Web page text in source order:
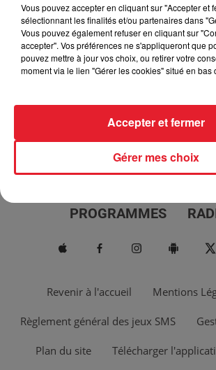
Le Morning Show
ACTUS
PROGRAMMES
Revenir à l'accueil Mentions
Règlement général des jeux SMS
Plan du site Télécharger
Vous pouvez accepter en cliquant sur "Accepter et
sélectionnant les finalités et/ou partenaires dans
Vous pouvez également refuser en cliquant sur
accepter". Vos préférences ne s'appliqueront que
pouvez mettre à jour vos choix, ou retirer votre
moment via le lien "Gérer les cookies" situé en bas
Gérer mes choix
Accepter et fermer